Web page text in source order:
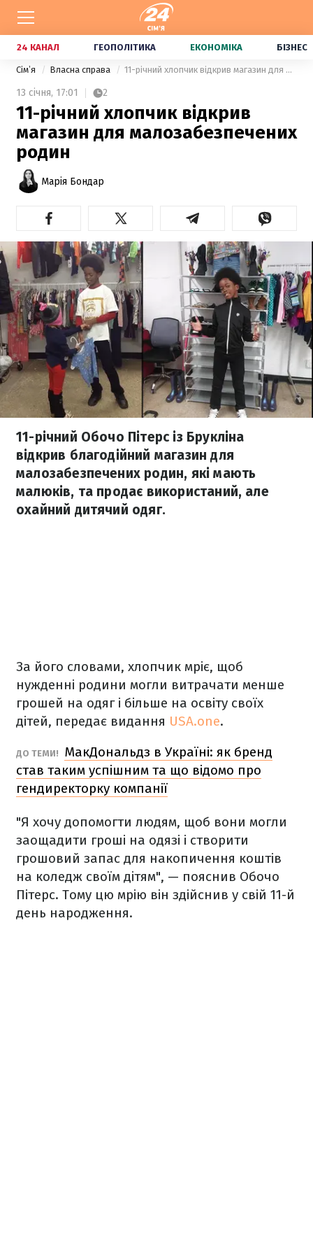
24 КАНАЛ ГЕОПОЛІТИКА ЕКОНОМІКА БІЗНЕС
Сімʼя Власна справа 11-річний хлопчик відкрив магазин для малозабезпечених родин
13 січня, 17:01 2
11-річний хлопчик відкрив
магазин для малозабезпечених
родин
Марія Бондар
11-річний Обочо Пітерс із Брукліна
відкрив благодійний магазин для
малозабезпечених родин, які мають
малюків, та продає використаний, але
охайний дитячий одяг.
За його словами, хлопчик мріє, щоб
нужденні родини могли витрачати менше
грошей на одяг і більше на освіту своїх
дітей, передає видання USA.one.
ДО ТЕМИ!
МакДональдз в Україні: як бренд
став таким успішним та що відомо про
гендиректорку компанії
"Я хочу допомогти людям, щоб вони могли
заощадити гроші на одязі і створити
грошовий запас для накопичення коштів
на коледж своїм дітям", — пояснив Обочо
Пітерс. Тому цю мрію він здійснив у свій 11-й
день народження.